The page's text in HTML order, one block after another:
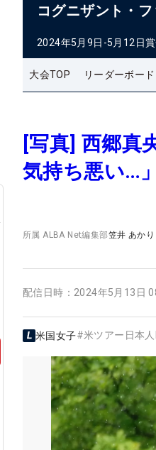
コグニザント・
2024年5月9日-5月12日
大会TOP リーダーボード
[写真] 西郷真
気持ち悪い…
所属ALBA Net編集部笠井 あかり
配信日時： 2024年5月13日
米国女子#米ツアー日本人